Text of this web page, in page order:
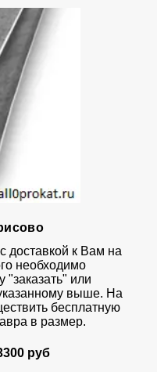
с доставкой к Вам на
необходимо
"заказать" или
выше. На
бесплатную
в размер.
руб